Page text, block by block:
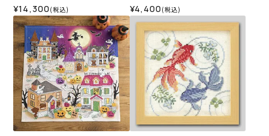
¥14,300 (税込) ¥4,400 (税込)